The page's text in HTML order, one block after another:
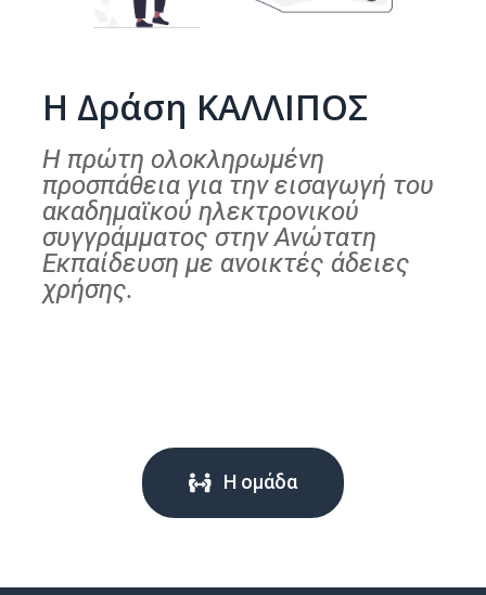
Η Δράση ΚΑΛΛΙΠΟΣ
Η πρώτη ολοκληρωμένη
προσπάθεια για την εισαγωγή του
ακαδημαϊκού ηλεκτρονικού
συγγράμματος στην Ανώτατη
Εκπαίδευση με ανοικτές άδειες
χρήσης.
Η ομάδα